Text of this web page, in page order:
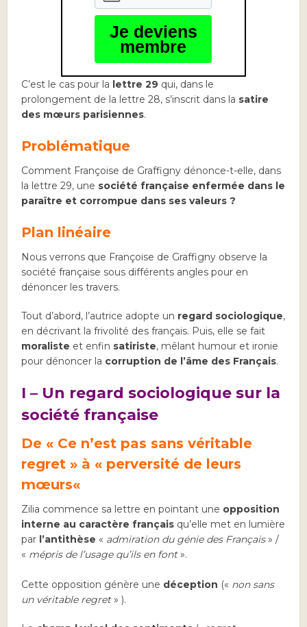
Je deviens
membre
C’est le cas pour la lettre 29 qui, dans le
prolongement de la lettre 28, s’inscrit dans la satire
des mœurs parisiennes.
Problématique
Comment Françoise de Graffigny dénonce-t-elle, dans
la lettre 29, une société française enfermée dans le
paraître et corrompue dans ses valeurs ?
Plan linéaire
Nous verrons que Françoise de Graffigny observe la
société française sous différents angles pour en
dénoncer les travers.
Tout d’abord, l’autrice adopte un regard sociologique,
en décrivant la frivolité des français. Puis, elle se fait
moraliste et enfin satiriste, mêlant humour et ironie
pour dénoncer la corruption de l’âme des Français.
I – Un regard sociologique sur la
société française
De « Ce n’est pas sans véritable
regret » à « perversité de leurs
mœurs«
Zilia commence sa lettre en pointant une opposition
interne au caractère français qu’elle met en lumière
par l’antithèse « admiration du génie des Français» /
« mépris de l’usage qu’ils en font».
Cette opposition génère une déception (« non sans
un véritable regret» ).